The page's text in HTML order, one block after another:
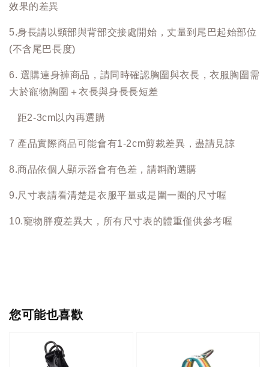
效果的差異
5.身長請以頸部與背部交接處開始，丈量到尾巴起始部位
(不含尾巴長度)
6. 選購連身褲商品，請同時確認胸圍與衣長，衣服胸圍需
大於寵物胸圍＋衣長與身長長短差
距2-3cm以內再選購
7 產品實際商品可能會有1-2cm剪裁差異，盡請見諒
8.商品依個人顯示器會有色差，請斟酌選購
9.尺寸表請看清楚是衣服平量或是圍一圈的尺寸喔
10.寵物胖瘦差異大，所有尺寸表的體重僅供參考喔
您可能也喜歡